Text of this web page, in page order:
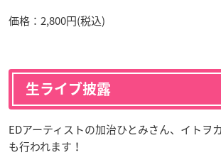
価格：2,800円(税込)
生ライブ披露
EDアーティストの加治ひとみさん、イトヲ
も行われます！